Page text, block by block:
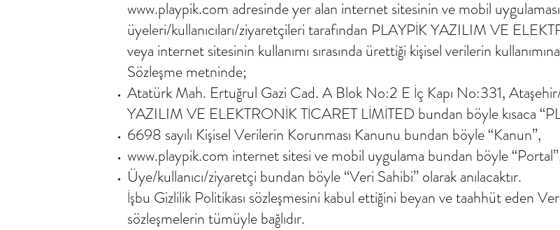
www.playpik.com adresinde yer alan internet sitesinin ve mobil
üyeleri/kullanıcıları/ziyaretçileri tarafından PLAYPİK YAZILIM VE
veya internet sitesinin kullanımı sırasında ürettiği kişisel verilerin
Sözleşme metninde;
Atatürk Mah. Ertuğrul Gazi Cad. A Blok No:2 E İç Kapı No:331,
YAZILIM VE ELEKTRONİK TİCARET LİMİTED bundan böyle kısaca
6698 sayılı Kişisel Verilerin Korunması Kanunu bundan böyle “Kanun”,
www.playpik.com internet sitesi ve mobil uygulama bundan böyle
Üye/kullanıcı/ziyaretçi bundan böyle “Veri Sahibi” olarak anılacaktır.
İşbu Gizlilik Politikası sözleşmesini kabul ettiğini beyan ve taahhüt eden
sözleşmelerin tümüyle bağlıdır.